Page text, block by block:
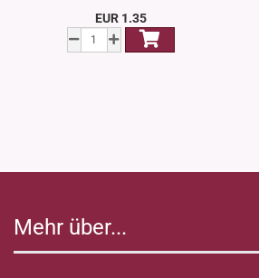
EUR 1.35
Mehr über...